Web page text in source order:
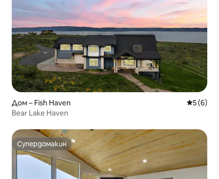
Дом – Fish Haven Средна
5 (6)
Bear Lake Haven
Супердомакин
Супердомакин